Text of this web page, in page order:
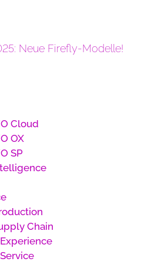
Neue Firefly-Modelle!
Cloud
OX
SP
Chain